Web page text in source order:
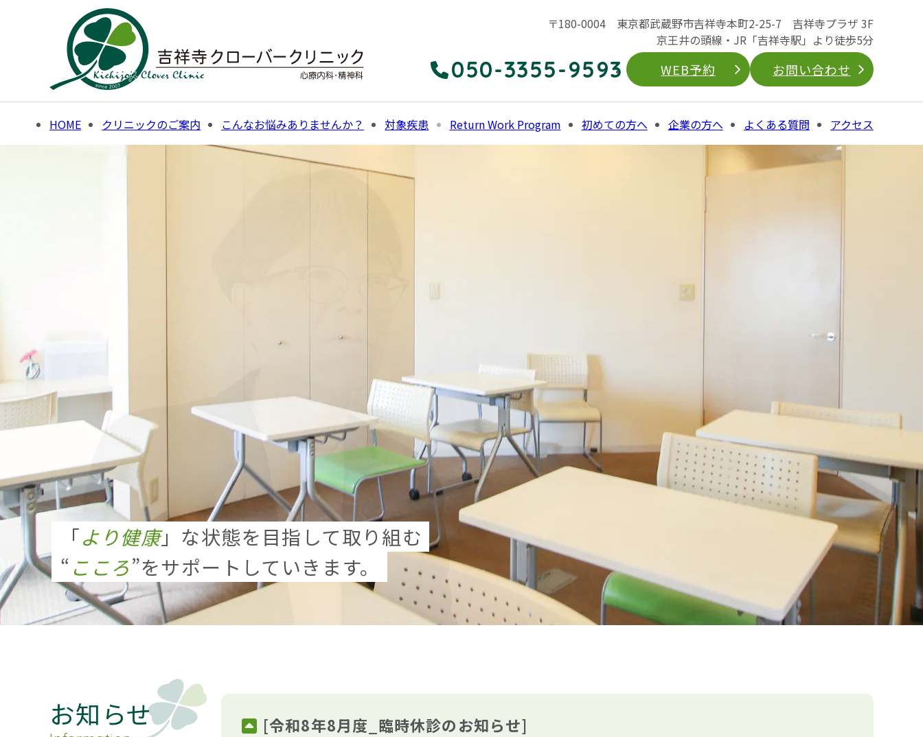
〒180-0004 東京都武蔵野市吉祥寺本町2-25-7 吉祥寺プラザ 3F
京王井の頭線・JR「吉祥寺駅」より徒歩5分
050-3355-9593 WEB予約 お問い合わせ
HOME クリニックのご案内 こんなお悩みありませんか？ 対象疾患 Return Work Program 初めての方へ 企業の方へ よくある質問 アクセス
「より健康」な状態を目指して取り組む
“こころ”をサポートしていきます。
お知らせ [令和8年8月度_臨時休診のお知らせ]